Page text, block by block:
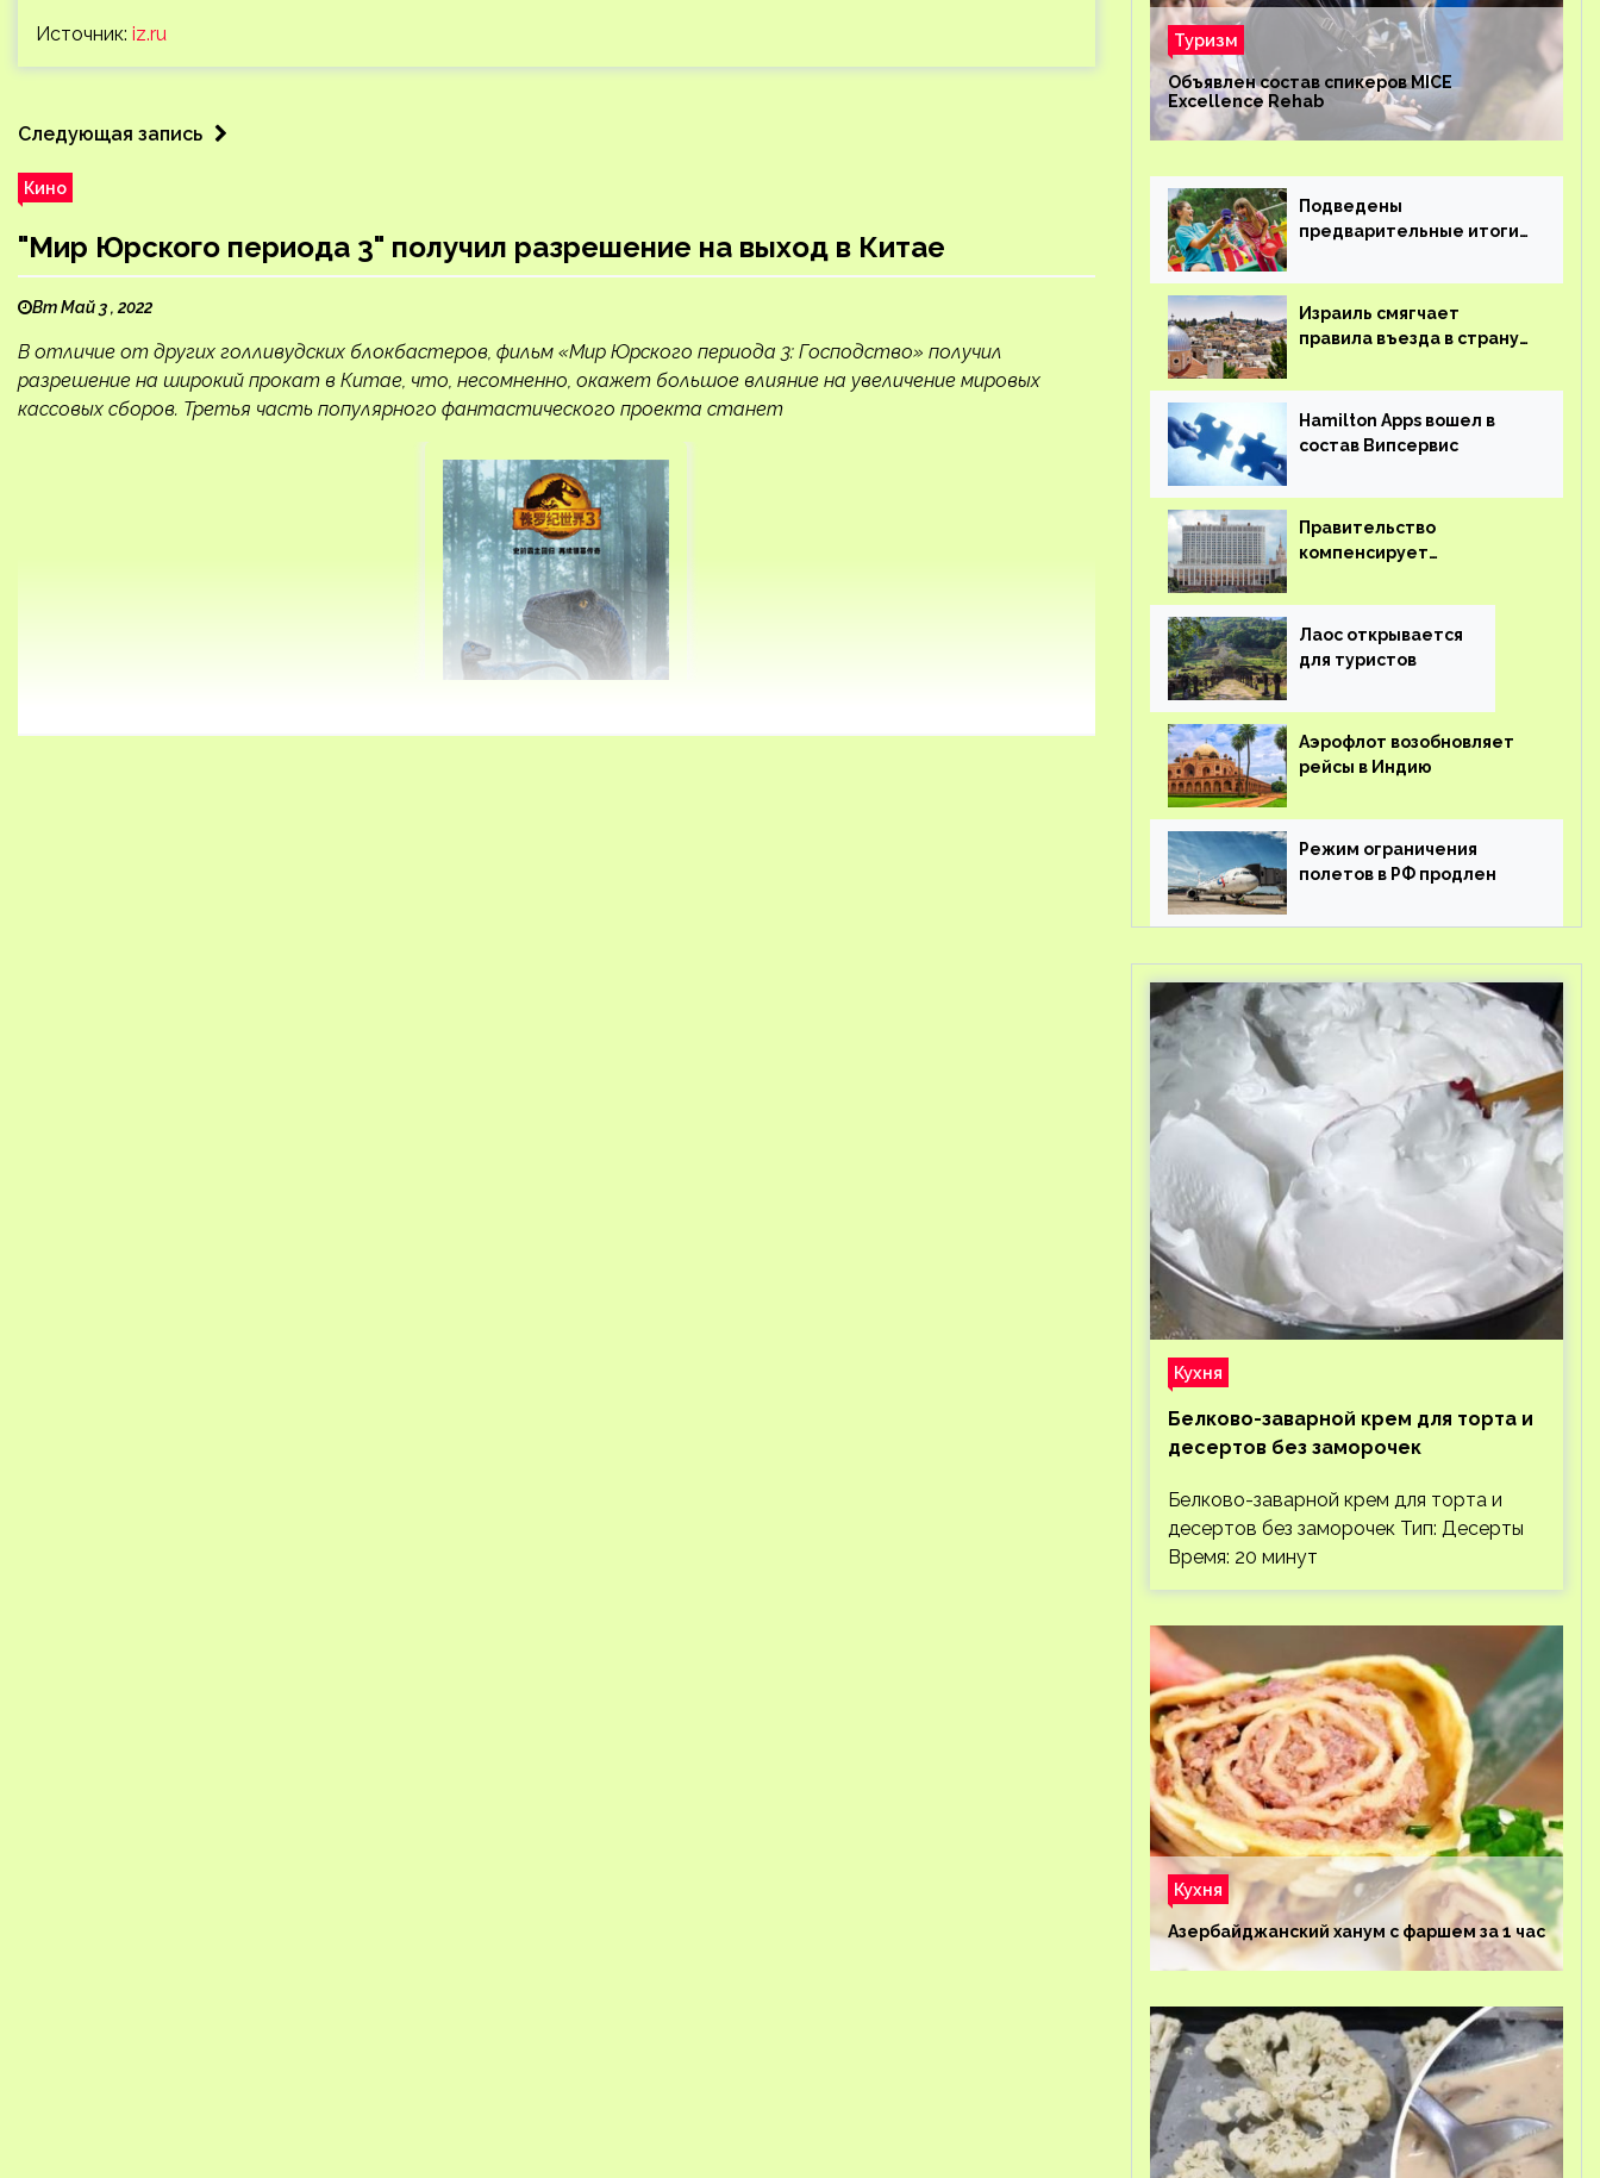
Источник: iz.ru
Следующая запись
Кино
"Мир Юрского периода 3" получил разрешение на выход в Китае
Вт Май 3 , 2022
В отличие от других голливудских блокбастеров, фильм «Мир Юрского периода 3: Господство» получил
разрешение на широкий прокат в Китае, что, несомненно, окажет большое влияние на увеличение мировых
кассовых сборов. Третья часть популярного фантастического проекта станет
Туризм
Объявлен состав спикеров MICE
Excellence Rehab
Подведены
предварительные итоги
Израиль смягчает
правила въезда в страну
Hamilton Apps вошел в
состав Випсервис
Правительство
компенсирует
на вывоз россиян из-за
рубежа
Лаос открывается
для туристов
Аэрофлот возобновляет
рейсы в Индию
Режим ограничения
полетов в РФ продлен
Кухня
Белково-заварной крем для торта и
десертов без заморочек
Белково-заварной крем для торта и
десертов без заморочек Тип: Десерты
Время: 20 минут
Кухня
Азербайджанский ханум с фаршем за 1 час